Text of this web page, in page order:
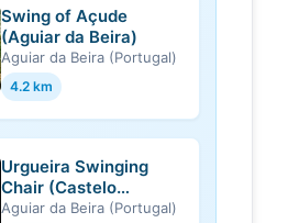
Swing of Açude
(Aguiar da Beira)
Aguiar da Beira (Portugal)
4.2 km
Urgueira Swinging
Chair (Castelo
Branco)
Aguiar da Beira (Portugal)